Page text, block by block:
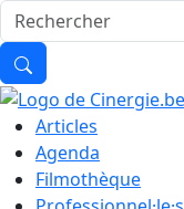
Articles
Agenda
Filmothèque